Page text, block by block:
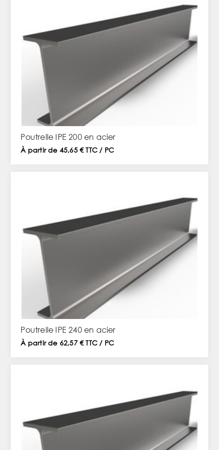
Poutrelle IPE 200 en acier
À partir de 45,65 € TTC / PC
Poutrelle IPE 240 en acier
À partir de 62,57 € TTC / PC